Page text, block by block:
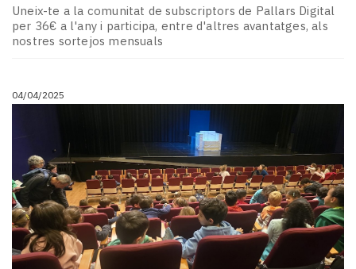
Uneix-te a la comunitat de subscriptors de Pallars Digital
per 36€ a l'any i participa, entre d'altres avantatges, als
nostres sortejos mensuals
04/04/2025